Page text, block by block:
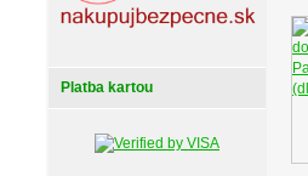
Platba kartou